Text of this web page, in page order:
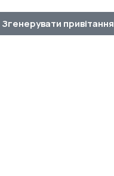
Згенерувати привітання